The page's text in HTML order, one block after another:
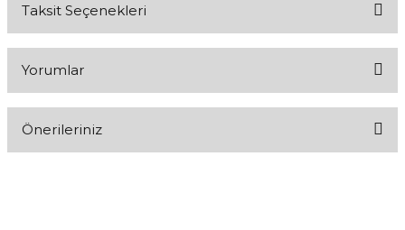
Taksit Seçenekleri
Yorumlar
Önerileriniz